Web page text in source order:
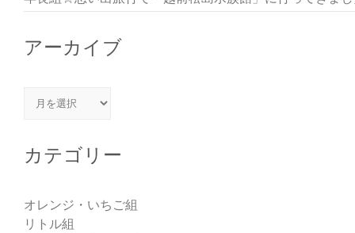
アーカイブ
アーカイブ
カテゴリー
オレンジ・いちご組
リトル組